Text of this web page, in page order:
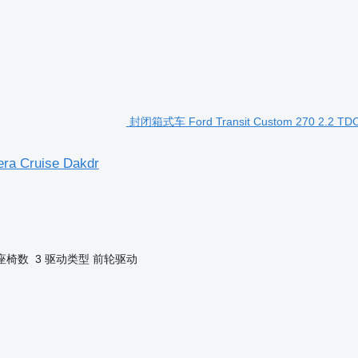
封闭箱式车 Ford Transit Custom 270 2.2
Cruise Dakdr
椅数 3 驱动类型 前轮驱动